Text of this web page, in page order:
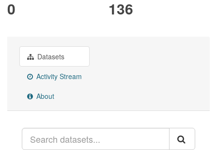
0 136
Datasets
Activity Stream
About